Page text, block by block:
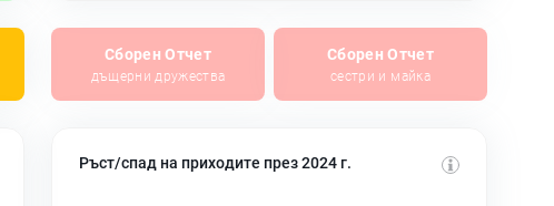
Сборен Отчет
дъщерни дружества
Сборен Отчет
сестри и майка
Ръст/спад на приходите през 2024 г.